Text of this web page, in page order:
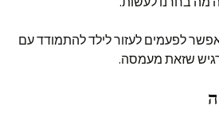
לפעמים לעזור לילד להתמודד עם
שזאת מעמסה.